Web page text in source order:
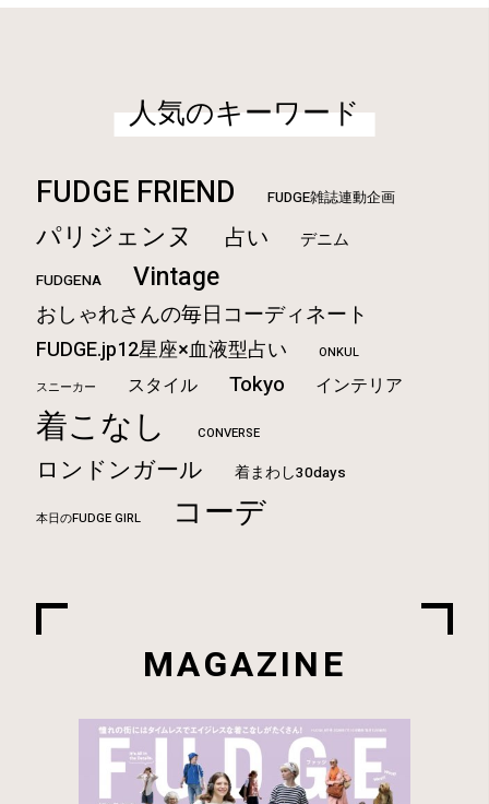
人気のキーワード
FUDGE FRIEND FUDGE雑誌連動企画
パリジェンヌ 占い デニム
FUDGENA Vintage
おしゃれさんの毎日コーディネート
FUDGE.jp12星座×血液型占い ONKUL
スニーカー スタイル Tokyo インテリア
着こなし CONVERSE
ロンドンガール 着まわし30days
本日のFUDGE GIRL コーデ
MAGAZINE